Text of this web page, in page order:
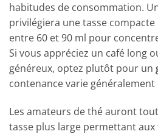
habitudes de consommation.
privilégiera une tasse
entre 60 et 90 ml pour
Si vous appréciez un café long
généreux, optez plutôt pour un
contenance varie généralement
Les amateurs de thé auront
tasse plus large permettant